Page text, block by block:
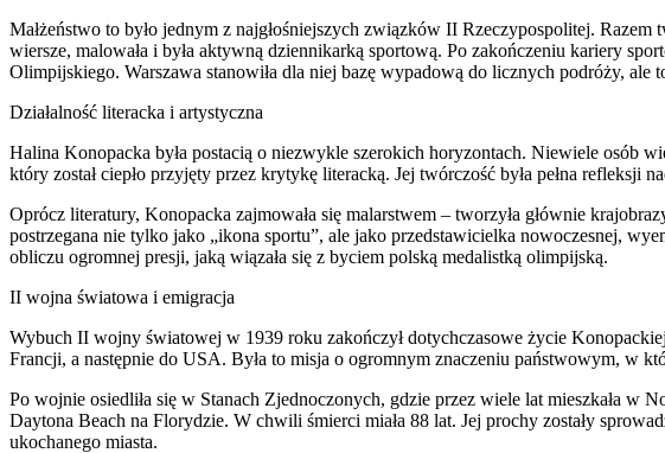
Małżeństwo to było jednym z najgłośniejszych związków II Rzeczypospolitej.
wiersze, malowała i była aktywną dziennikarką sportową. Po zakończeniu kariery
Olimpijskiego. Warszawa stanowiła dla niej bazę wypadową do licznych podróży, ale
Działalność literacka i artystyczna
Halina Konopacka była postacią o niezwykle szerokich horyzontach. Niewiele osób
który został ciepło przyjęty przez krytykę literacką. Jej twórczość była pełna refleksji
Oprócz literatury, Konopacka zajmowała się malarstwem – tworzyła głównie
postrzegana nie tylko jako „ikona sportu”, ale jako przedstawicielka nowoczesnej,
obliczu ogromnej presji, jaką wiązała się z byciem polską medalistką olimpijską.
II wojna światowa i emigracja
Wybuch II wojny światowej w 1939 roku zakończył dotychczasowe życie
Francji, a następnie do USA. Była to misja o ogromnym znaczeniu państwowym, w
Po wojnie osiedliła się w Stanach Zjednoczonych, gdzie przez wiele lat mieszkała w
Daytona Beach na Florydzie. W chwili śmierci miała 88 lat. Jej prochy zostały
ukochanego miasta.